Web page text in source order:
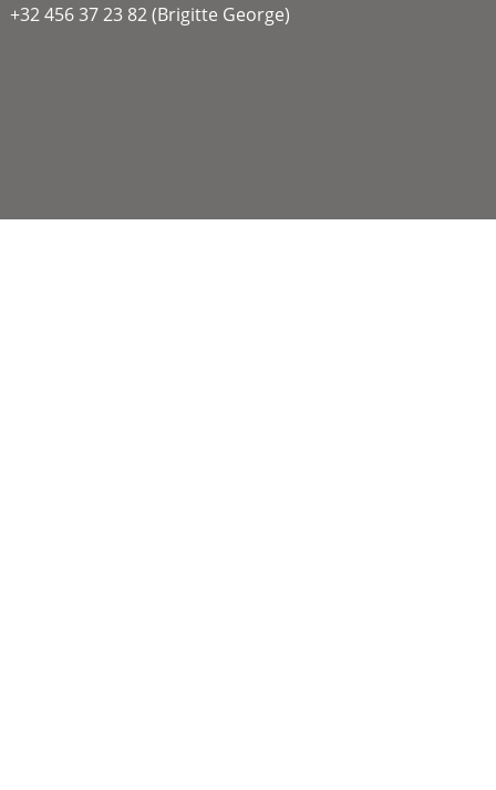
+32 456 37 23 82 (Brigitte George)